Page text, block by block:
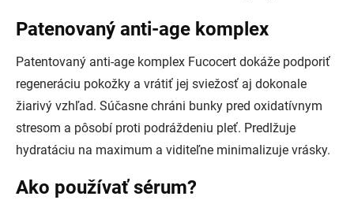
Patenovaný anti-age komplex
Patentovaný anti-age komplex Fucocert dokáže podporiť
regeneráciu pokožky a vrátiť jej sviežosť aj dokonale
žiarivý vzhľad. Súčasne chráni bunky pred oxidatívnym
stresom a pôsobí proti podráždeniu pleť. Predlžuje
hydratáciu na maximum a viditeľne minimalizuje vrásky.
Ako používať sérum?